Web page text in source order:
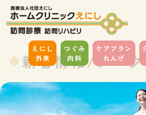
えにし
外来
つぐみ
内科
ケアプラン
れんげ
新着情報/ブログ